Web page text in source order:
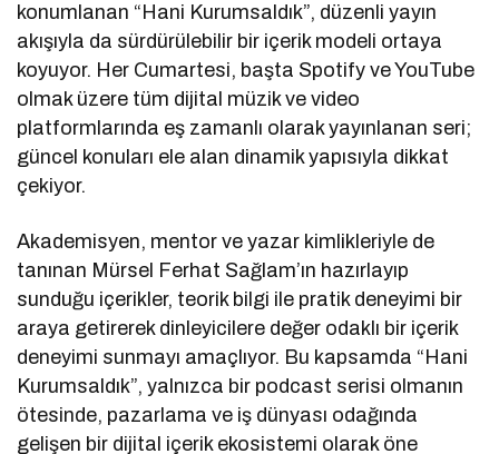
konumlanan “Hani Kurumsaldık”, düzenli yayın
akışıyla da sürdürülebilir bir içerik modeli ortaya
koyuyor. Her Cumartesi, başta Spotify ve YouTube
olmak üzere tüm dijital müzik ve video
platformlarında eş zamanlı olarak yayınlanan seri;
güncel konuları ele alan dinamik yapısıyla dikkat
çekiyor.
Akademisyen, mentor ve yazar kimlikleriyle de
tanınan Mürsel Ferhat Sağlam’ın hazırlayıp
sunduğu içerikler, teorik bilgi ile pratik deneyimi bir
araya getirerek dinleyicilere değer odaklı bir içerik
deneyimi sunmayı amaçlıyor. Bu kapsamda “Hani
Kurumsaldık”, yalnızca bir podcast serisi olmanın
ötesinde, pazarlama ve iş dünyası odağında
gelişen bir dijital içerik ekosistemi olarak öne